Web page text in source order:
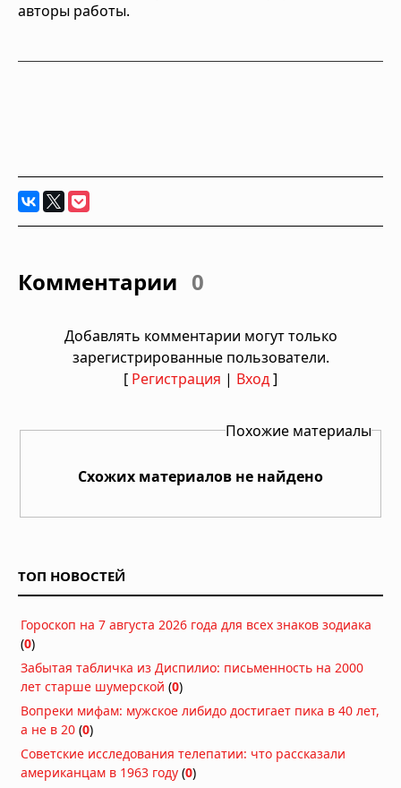
авторы работы.
Комментарии 0
Добавлять комментарии могут только
зарегистрированные пользователи.
[ Регистрация | Вход]
Похожие материалы
Схожих материалов не найдено
ТОП НОВОСТЕЙ
Гороскоп на 7 августа 2026 года для всех знаков зодиака
(0)
Забытая табличка из Диспилио: письменность на 2000
лет старше шумерской (0)
Вопреки мифам: мужское либидо достигает пика в 40 лет,
а не в 20 (0)
Советские исследования телепатии: что рассказали
американцам в 1963 году (0)